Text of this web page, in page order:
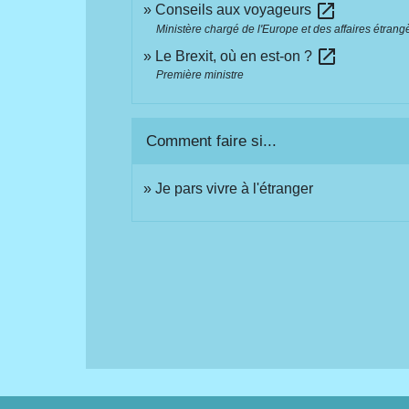
Conseils aux voyageurs open_in_new
Ministère chargé de l'Europe et des affaires
Le Brexit, où en est-on ? open_in_new
Première ministre
Comment faire si...
Je pars vivre à l'étranger